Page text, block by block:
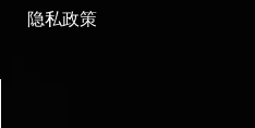
隐私政策